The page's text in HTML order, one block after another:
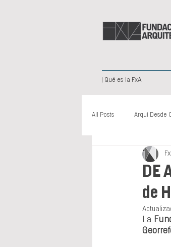
| Qué es la FxA
All Posts Arqui Desde
Arquitectura
Nuevas Voces
DE
de
La